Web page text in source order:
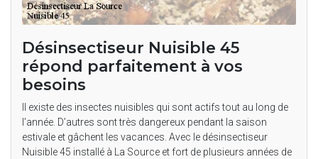
Désinsectiseur Nuisible 45
répond parfaitement à vos
besoins
Il existe des insectes nuisibles qui sont actifs tout au long de
l’année. D’autres sont très dangereux pendant la saison
estivale et gâchent les vacances. Avec le désinsectiseur
Nuisible 45 installé à La Source et fort de plusieurs années de